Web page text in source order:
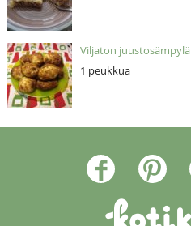
Viljaton juustosämpylä
1 peukkua